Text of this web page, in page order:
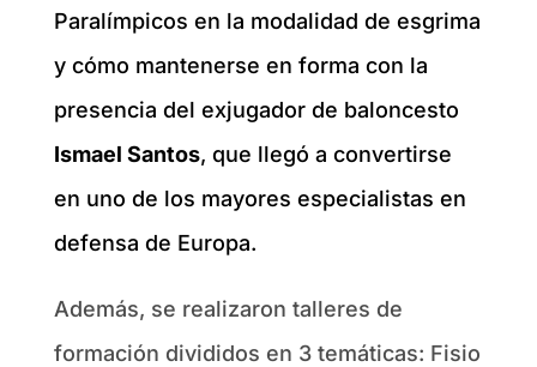
Paralímpicos en la modalidad de esgrima
y cómo mantenerse en forma con la
presencia del exjugador de baloncesto
Ismael Santos, que llegó a convertirse
en uno de los mayores especialistas en
defensa de Europa.
Además, se realizaron talleres de
formación divididos en 3 temáticas: Fisio